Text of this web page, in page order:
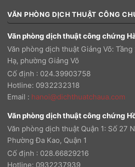
VĂN PHÒNG DỊCH THUẬT CÔNG
Văn phòng dịch thuật công chứng
Văn phòng dịch thuật Giảng Võ:
Hạ, phường Giảng Võ
Cố định : 024.39903758
Hotline: 0932232318
Email : hanoi@dichthuatchaua.com
Văn phòng dịch thuật công chứng
Văn phòng dịch thuật Quận 1: Số 27
Phường Đa Kao, Quận 1
Cố định : 028.66829216
Hotline: 0932237939